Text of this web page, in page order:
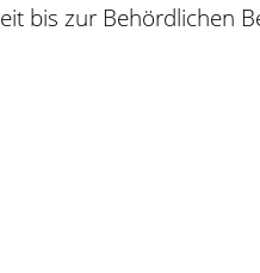
bis zur Behördlichen